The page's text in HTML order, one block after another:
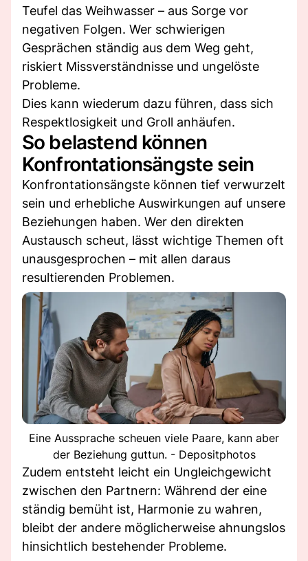
Teufel das Weihwasser – aus Sorge vor
negativen Folgen. Wer schwierigen
Gesprächen ständig aus dem Weg geht,
riskiert Missverständnisse und ungelöste
Probleme.
Dies kann wiederum dazu führen, dass sich
Respektlosigkeit und Groll anhäufen.
So belastend können
Konfrontationsängste sein
Konfrontationsängste können tief verwurzelt
sein und erhebliche Auswirkungen auf unsere
Beziehungen haben. Wer den direkten
Austausch scheut, lässt wichtige Themen oft
unausgesprochen – mit allen daraus
resultierenden Problemen.
Eine Aussprache scheuen viele Paare, kann aber
der Beziehung guttun. - Depositphotos
Zudem entsteht leicht ein Ungleichgewicht
zwischen den Partnern: Während der eine
ständig bemüht ist, Harmonie zu wahren,
bleibt der andere möglicherweise ahnungslos
hinsichtlich bestehender Probleme.